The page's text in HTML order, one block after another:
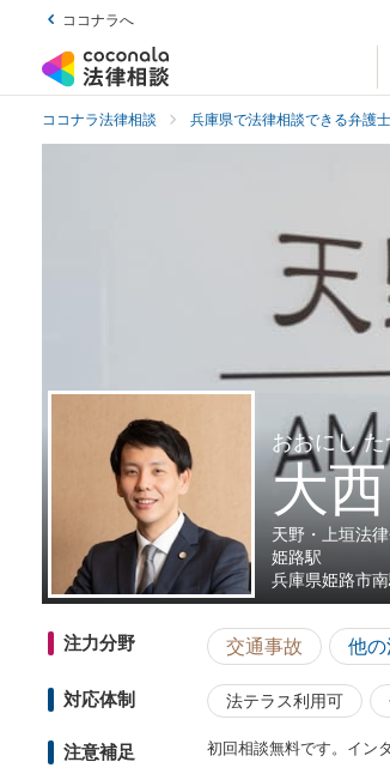
ココナラへ
ココナラ法律相談 兵庫県で法律相談できる弁護士
おおにし た
大
天野・上垣法
姫路駅
兵庫県姫路市
注力分野 交通事故 他
対応体制 法テラス利用可
注意補足 初回相談無料です。イン